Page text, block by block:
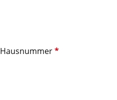
Hausnummer*